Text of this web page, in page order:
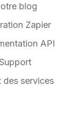
blog
Zapier
API
des services